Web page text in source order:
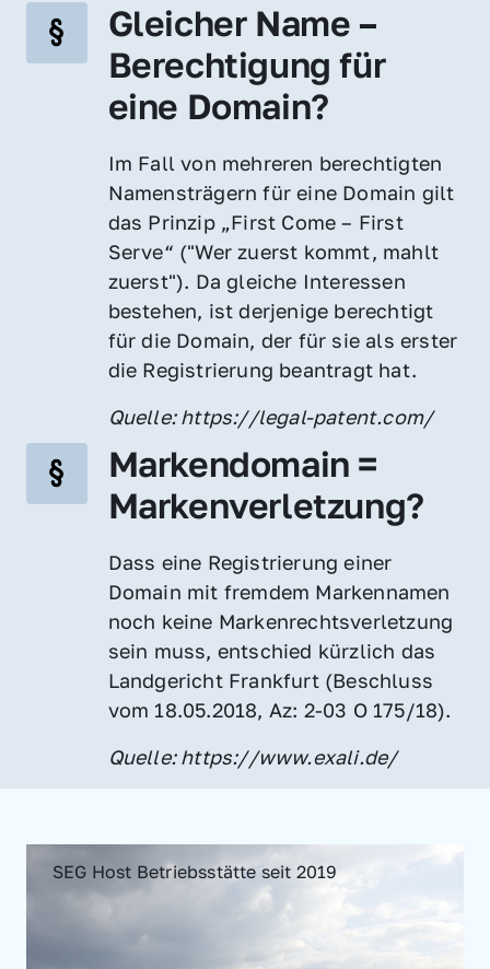
Gleicher Name –
Berechtigung für
eine Domain?
Im Fall von mehreren berechtigten
Namensträgern für eine Domain gilt
das Prinzip „First Come – First
Serve“ ("Wer zuerst kommt, mahlt
zuerst"). Da gleiche Interessen
bestehen, ist derjenige berechtigt
für die Domain, der für sie als erster
die Registrierung beantragt hat.
Quelle: https://legal-patent.com/
Markendomain =
Markenverletzung?
Dass eine Registrierung einer
Domain mit fremdem Markennamen
noch keine Markenrechtsverletzung
sein muss, entschied kürzlich das
Landgericht Frankfurt (Beschluss
vom 18.05.2018, Az: 2-03 O 175/18).
Quelle: https://www.exali.de/
SEG Host Betriebsstätte seit 2019